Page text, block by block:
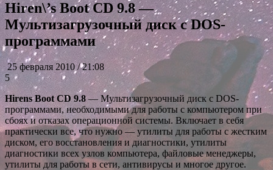
Hiren\’s Boot CD 9.8 —
Мультизагрузочный диск с DOS-
программами
25 февраля 2010 / 21:08
5
Hirens Boot CD 9.8— Мультизагрузочный диск с DOS-
программами, необходимыми для работы с компьютером при
сбоях и отказах операционной системы. Включает в себя
практически все, что нужно — утилиты для работы с жестким
диском, его восстановления и диагностики, утилиты
диагностики всех узлов компьютера, файловые менеджеры,
утилиты для работы в сети, антивирусы и многое другое.